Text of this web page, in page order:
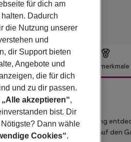
Hotelmerkmale
und alle, die die Umgebung
einen wunderbaren Blick auf den
für dich am
halten. Dadurch
die Nutzung unserer
und
dir Support bieten
Angebote und
die für dich
und zu dir passen.
„Alle akzeptieren“,
bist. Dir
Dann wähle
Cookies“.